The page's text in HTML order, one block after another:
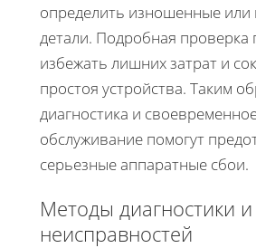
определить изношенные
детали. Подробная проверка
избежать лишних затрат и
простоя устройства. Таким
диагностика и
обслуживание помогут
серьезные аппаратные сбои.
Методы диагностики и
неисправностей